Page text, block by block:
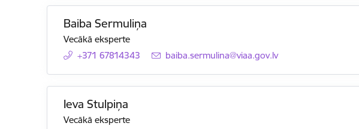
Baiba Sermuliņa
Vecākā eksperte
+371 67814343
E-pasts:
baiba.sermulina@viaa.gov.lv
Ieva Stulpiņa
Vecākā eksperte